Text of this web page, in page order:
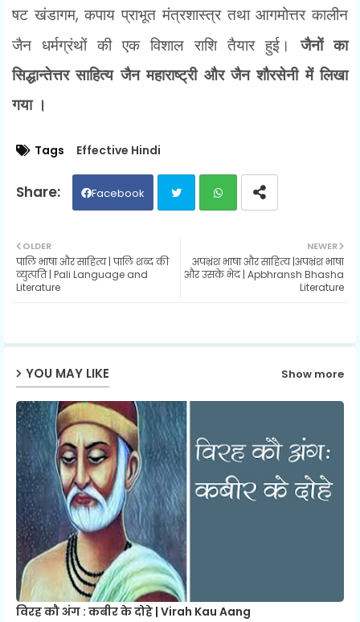
षट खंडागम,कपाय प्राभूत मंत्रशास्त्र तथा आगमोत्तर कालीन
जैन धर्मग्रंथों की एक विशाल राशि तैयार हुई।
जैनों का
सिद्धान्तेत्तर साहित्य जैन महाराष्ट्री और जैन शौरसेनी में लिखा
गया ।
Tags Effective Hindi
Facebook
ats
NEWER
अपभ्रंश भाषा और साहित्य |अपभ्रंश भाषा
और उसके भेद | Apbhransh Bhasha
Literature
OLDER
पालि भाषा और साहित्य | पालि शब्द की
व्युत्पति | Pali Language and
Literature
YOU MAY LIKE Show more
विरह कौ अंग : कबीर के दोहे | Virah Kau Aang